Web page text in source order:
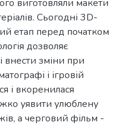
виготовляли макети
Сьогодні 3D-
етап перед початком
дозволяє
внести зміни при
і ігровій
і вкоренилася
уявити улюблену
а черговий фільм -